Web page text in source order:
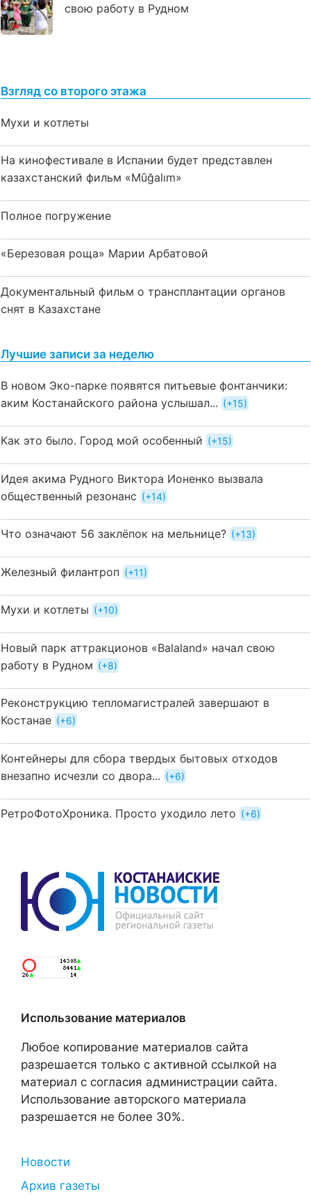
свою работу в Рудном
Взгляд со второго этажа
Мухи и котлеты
На кинофестивале в Испании будет представлен
казахстанский фильм «Mūğalım»
Полное погружение
«Березовая роща» Марии Арбатовой
Документальный фильм о трансплантации органов
снят в Казахстане
Лучшие записи за неделю
В новом Эко-парке появятся питьевые фонтанчики:
аким Костанайского района услышал...
+15
Как это было. Город мой особенный +15
Идея акима Рудного Виктора Ионенко вызвала
общественный резонанс
+14
Что означают 56 заклёпок на мельнице? +13
Железный филантроп +11
Мухи и котлеты +10
Новый парк аттракционов «Balaland» начал свою
работу в Рудном
+8
Реконструкцию тепломагистралей завершают в
Костанае
+6
Контейнеры для сбора твердых бытовых отходов
внезапно исчезли со двора...
+6
РетроФотоХроника. Просто уходило лето +6
Использование материалов
Любое копирование материалов сайта
разрешается только с активной ссылкой на
материал с согласия администрации сайта.
Использование авторского материала
разрешается не более 30%.
Новости
Архив газеты